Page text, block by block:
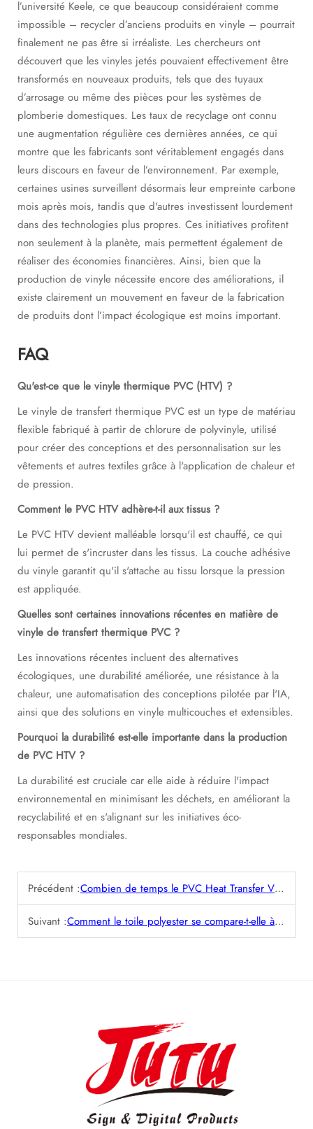
l’université Keele, ce que beaucoup considéraient comme
impossible – recycler d’anciens produits en vinyle – pourrait
finalement ne pas être si irréaliste. Les chercheurs ont
découvert que les vinyles jetés pouvaient effectivement être
transformés en nouveaux produits, tels que des tuyaux
d’arrosage ou même des pièces pour les systèmes de
plomberie domestiques. Les taux de recyclage ont connu
une augmentation régulière ces dernières années, ce qui
montre que les fabricants sont véritablement engagés dans
leurs discours en faveur de l’environnement. Par exemple,
certaines usines surveillent désormais leur empreinte carbone
mois après mois, tandis que d'autres investissent lourdement
dans des technologies plus propres. Ces initiatives profitent
non seulement à la planète, mais permettent également de
réaliser des économies financières. Ainsi, bien que la
production de vinyle nécessite encore des améliorations, il
existe clairement un mouvement en faveur de la fabrication
de produits dont l’impact écologique est moins important.
FAQ
Qu'est-ce que le vinyle thermique PVC (HTV) ?
Le vinyle de transfert thermique PVC est un type de matériau
flexible fabriqué à partir de chlorure de polyvinyle, utilisé
pour créer des conceptions et des personnalisation sur les
vêtements et autres textiles grâce à l'application de chaleur et
de pression.
Comment le PVC HTV adhère-t-il aux tissus ?
Le PVC HTV devient malléable lorsqu'il est chauffé, ce qui
lui permet de s'incruster dans les tissus. La couche adhésive
du vinyle garantit qu'il s'attache au tissu lorsque la pression
est appliquée.
Quelles sont certaines innovations récentes en matière de
vinyle de transfert thermique PVC ?
Les innovations récentes incluent des alternatives
écologiques, une durabilité améliorée, une résistance à la
chaleur, une automatisation des conceptions pilotée par l'IA,
ainsi que des solutions en vinyle multicouches et extensibles.
Pourquoi la durabilité est-elle importante dans la production
de PVC HTV ?
La durabilité est cruciale car elle aide à réduire l'impact
environnemental en minimisant les déchets, en améliorant la
recyclabilité et en s'alignant sur les initiatives éco-
responsables mondiales.
Précédent :Combien de temps le PVC Heat Transfer Vinyl dure-t-il après application ?
Suivant :Comment le toile polyester se compare-t-elle à la toile coton en termes de durabilité et de coût ?